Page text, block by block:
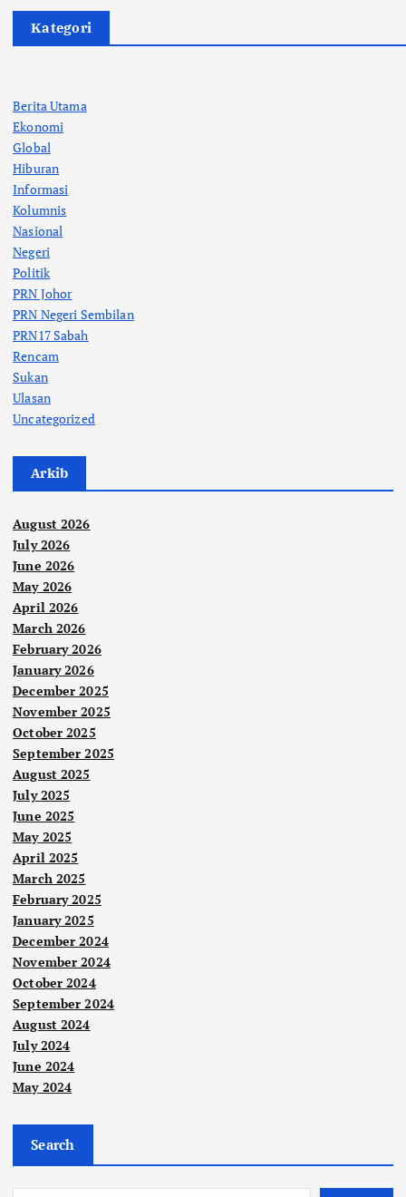
Kategori
Berita Utama
Ekonomi
Global
Hiburan
Informasi
Kolumnis
Nasional
Negeri
Politik
PRN Johor
PRN Negeri Sembilan
PRN17 Sabah
Rencam
Sukan
Ulasan
Uncategorized
Arkib
August 2026
July 2026
June 2026
May 2026
April 2026
March 2026
February 2026
January 2026
December 2025
November 2025
October 2025
September 2025
August 2025
July 2025
June 2025
May 2025
April 2025
March 2025
February 2025
January 2025
December 2024
November 2024
October 2024
September 2024
August 2024
July 2024
June 2024
May 2024
Search
Polit
RCI
Tab
n
pad
kei
perl